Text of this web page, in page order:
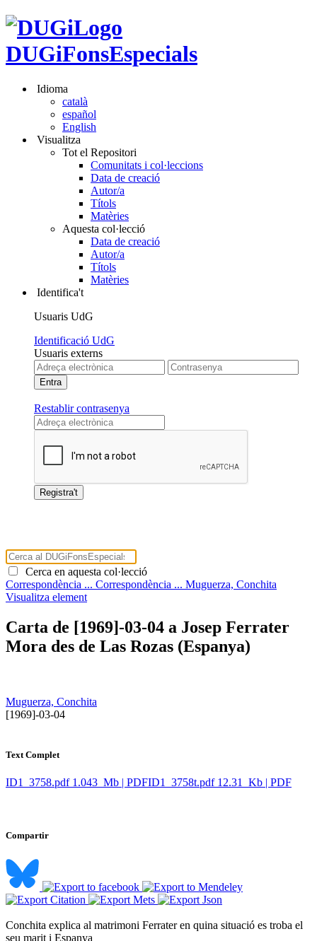
DUGiFonsEspecials
Idioma
català
español
English
Visualitza
Tot el Repositori
Comunitats i col·leccions
Data de creació
Autor/a
Títols
Matèries
Aquesta col·lecció
Data de creació
Autor/a
Títols
Matèries
Identifica't
Usuaris UdG
Identificació UdG
Usuaris externs
Restablir contrasenya
Cerca en aquesta col·lecció
Correspondència ... Correspondència ... Muguerza, Conchita
Visualitza element
Carta de [1969]-03-04 a Josep Ferrater
Mora des de Las Rozas (Espanya)
Muguerza, Conchita
​ [1969]-03-04
Text Complet
ID1_3758.pdf 1.043 Mb | PDFID1_3758t.pdf 12.31 Kb | PDF
Compartir
Conchita explica al matrimoni Ferrater en quina situació es troba el
seu marit i Espanya ​